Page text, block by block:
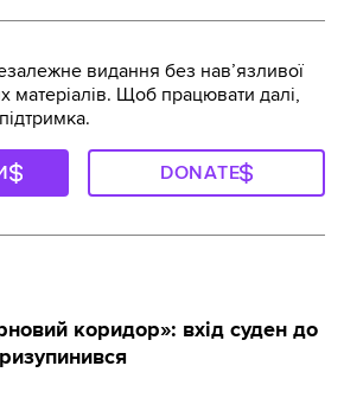
видання без навʼязливої
матеріалів. Щоб працювати далі,
DONATE
коридор»: вхід суден до